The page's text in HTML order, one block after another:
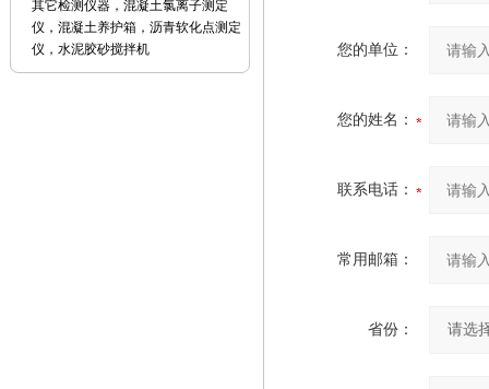
其它检测仪器，混凝土氯离子测定
仪，混凝土养护箱，沥青软化点测定
仪，水泥胶砂搅拌机
您的单位：
您的姓名：
联系电话：
常用邮箱：
省份：